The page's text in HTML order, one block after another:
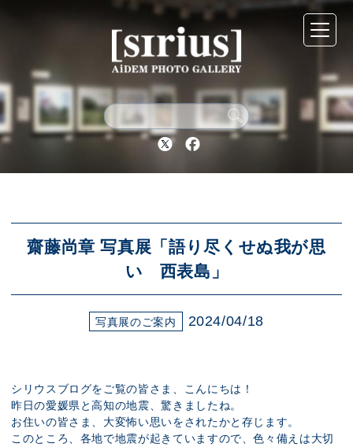
Twitter Facebook
齋藤尚章 写真展「語り尽くせぬ我が思
い 西表島」
写真展のご案内 2024/04/18
シリウスブログをご覧の皆さま、こんにちは！
昨日の愛媛県と高知の地震、驚きましたね。
お住いの皆さま、大変怖い思いをされたかと存じます。
このところ、各地で地震が起きていますので、色々備えは大切
シリウスについて
展示スケジュール
アクセス
ブログ